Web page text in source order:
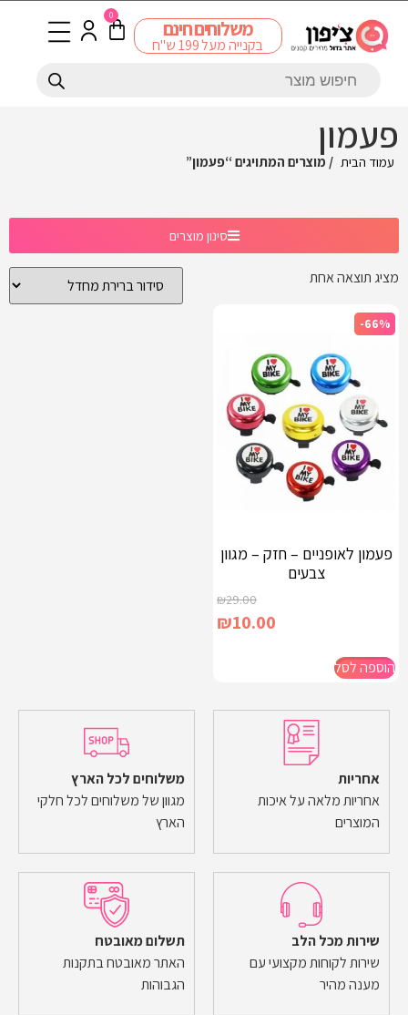
משלוחים חינם
בקנייה מעל 199 ש"ח
0
פעמון
עמוד הבית / מוצרים המתויגים “פעמון”
סינון מוצרים
מציג תוצאה אחת
-66%
פעמון לאופניים – חזק – מגוון
צבעים
₪29.00
₪10.00
הוספה לסל
אחריות
אחריות מלאה על איכות
המוצרים
משלוחים לכל הארץ
מגוון של משלוחים לכל חלקי
הארץ
שירות מכל הלב
שירות לקוחות מקצועי עם
מענה מהיר
תשלום מאובטח
האתר מאובטח בתקנות
הגבוהות